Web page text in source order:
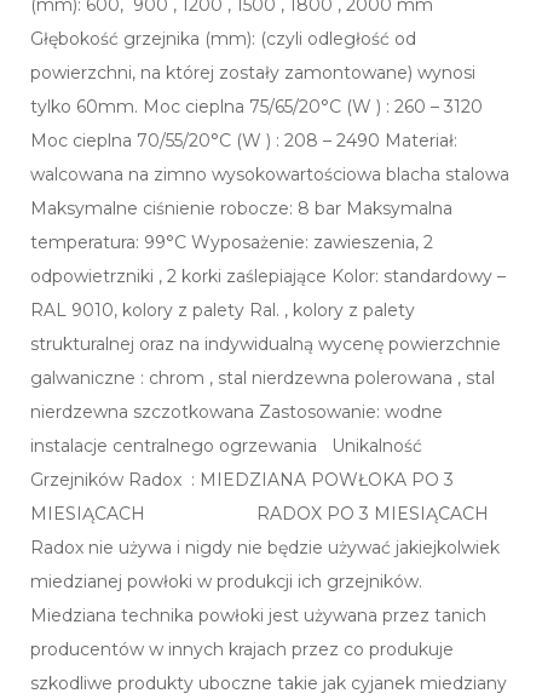
(mm): 600, 900 , 1200 , 1500 , 1800 , 2000 mm
Głębokość grzejnika (mm): (czyli odległość od
powierzchni, na której zostały zamontowane) wynosi
tylko 60mm. Moc cieplna 75/65/20°C (W ) : 260 – 3120
Moc cieplna 70/55/20°C (W ) : 208 – 2490 Materiał:
walcowana na zimno wysokowartościowa blacha stalowa
Maksymalne ciśnienie robocze: 8 bar Maksymalna
temperatura: 99°C Wyposażenie: zawieszenia, 2
odpowietrzniki , 2 korki zaślepiające Kolor: standardowy –
RAL 9010, kolory z palety Ral. , kolory z palety
strukturalnej oraz na indywidualną wycenę powierzchnie
galwaniczne : chrom , stal nierdzewna polerowana , stal
nierdzewna szczotkowana Zastosowanie: wodne
instalacje centralnego ogrzewania Unikalność
Grzejników Radox : MIEDZIANA POWŁOKA PO 3
MIESIĄCACH RADOX PO 3 MIESIĄCACH
Radox nie używa i nigdy nie będzie używać jakiejkolwiek
miedzianej powłoki w produkcji ich grzejników.
Miedziana technika powłoki jest używana przez tanich
producentów w innych krajach przez co produkuje
szkodliwe produkty uboczne takie jak cyjanek miedziany